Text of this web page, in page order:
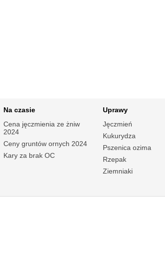
Na czasie
Cena jęczmienia ze żniw
2024
Ceny gruntów ornych 2024
Kary za brak OC
Uprawy
Jęczmień
Kukurydza
Pszenica ozima
Rzepak
Ziemniaki